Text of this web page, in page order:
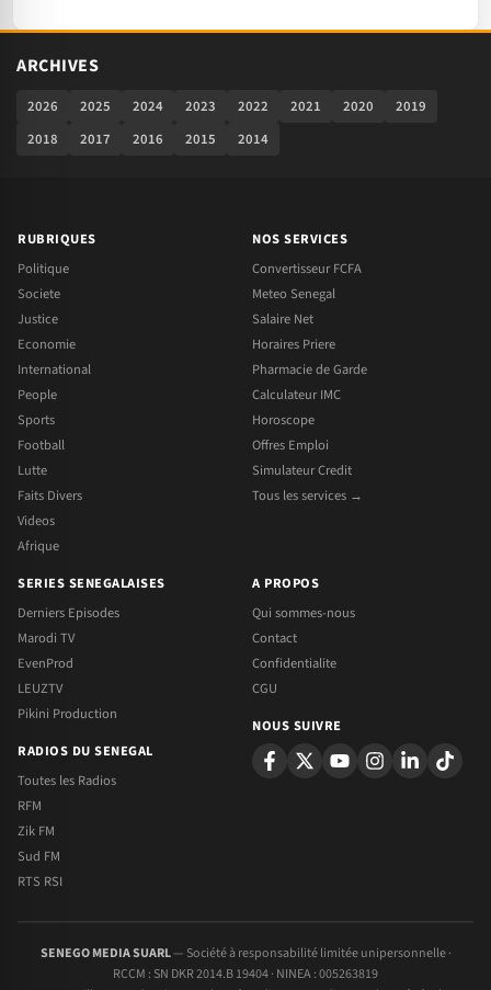
ARCHIVES
2026 2025 2024 2023 2022 2021 2020
2019
2018
2017 2016 2015 2014
RUBRIQUES
Politique
Societe
Justice
Economie
International
People
Sports
Football
Lutte
Faits Divers
Videos
Afrique
NOS SERVICES
Convertisseur FCFA
Meteo Senegal
Salaire Net
Horaires Priere
Pharmacie de Garde
Calculateur IMC
Horoscope
Offres Emploi
Simulateur Credit
Tous les services →
SERIES SENEGALAISES
Derniers Episodes
Marodi TV
EvenProd
LEUZTV
Pikini Production
RADIOS DU SENEGAL
Toutes les Radios
RFM
Zik FM
Sud FM
RTS RSI
A PROPOS
Qui sommes-nous
Contact
Confidentialite
CGU
NOUS SUIVRE
SENEGO MEDIA SUARL— Société à responsabilité limitée unipersonnelle ·
RCCM : SN DKR 2014.B 19404 · NINEA : 005263819